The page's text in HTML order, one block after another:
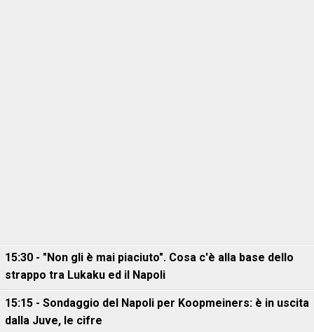
15:30 - "Non gli è mai piaciuto". Cosa c'è alla base dello
strappo tra Lukaku ed il Napoli
15:15 - Sondaggio del Napoli per Koopmeiners: è in uscita
dalla Juve, le cifre